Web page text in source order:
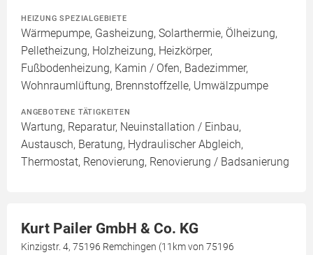
HEIZUNG SPEZIALGEBIETE
Wärmepumpe, Gasheizung, Solarthermie, Ölheizung,
Pelletheizung, Holzheizung, Heizkörper,
Fußbodenheizung, Kamin / Ofen, Badezimmer,
Wohnraumlüftung, Brennstoffzelle, Umwälzpumpe
ANGEBOTENE TÄTIGKEITEN
Wartung, Reparatur, Neuinstallation / Einbau,
Austausch, Beratung, Hydraulischer Abgleich,
Thermostat, Renovierung, Renovierung / Badsanierung
Kurt Pailer GmbH & Co. KG
Kinzigstr. 4, 75196 Remchingen (11km von 75196